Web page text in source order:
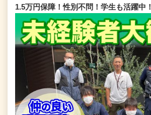
1.5万円保障！性別不問！学生も活躍中！